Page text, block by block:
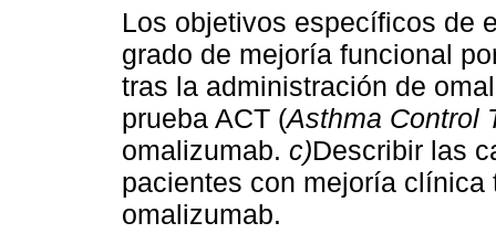
Los objetivos específicos de
grado de mejoría funcional
tras la administración de
prueba ACT (Asthma Control
omalizumab. c)Describir las
pacientes con mejoría
omalizumab.